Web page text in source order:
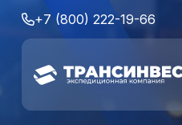
+7 (800) 222-19-66